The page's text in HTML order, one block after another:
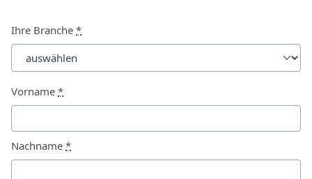
Ihre Branche *
Vorname *
Nachname *